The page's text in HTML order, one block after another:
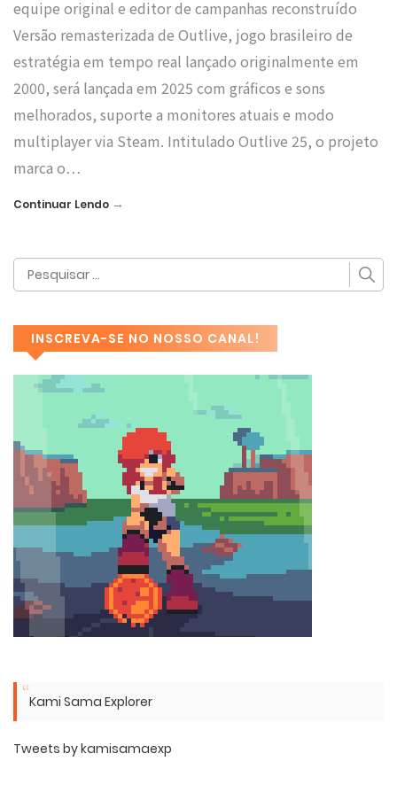
equipe original e editor de campanhas reconstruído
Versão remasterizada de Outlive, jogo brasileiro de
estratégia em tempo real lançado originalmente em
2000, será lançada em 2025 com gráficos e sons
melhorados, suporte a monitores atuais e modo
multiplayer via Steam. Intitulado Outlive 25, o projeto
marca o…
Continuar Lendo →
INSCREVA-SE NO NOSSO CANAL!
Kami Sama Explorer
Tweets by kamisamaexp